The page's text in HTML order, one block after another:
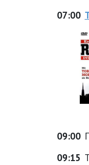
07:00
09:00
09:15